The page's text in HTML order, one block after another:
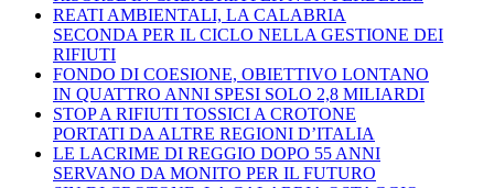
REATI AMBIENTALI, LA CALABRIA
SECONDA PER IL CICLO NELLA GESTIONE DEI
RIFIUTI
FONDO DI COESIONE, OBIETTIVO LONTANO
IN QUATTRO ANNI SPESI SOLO 2,8 MILIARDI
STOP A RIFIUTI TOSSICI A CROTONE
PORTATI DA ALTRE REGIONI D’ITALIA
LE LACRIME DI REGGIO DOPO 55 ANNI
SERVANO DA MONITO PER IL FUTURO